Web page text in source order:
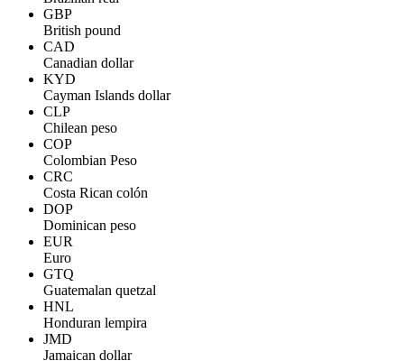
GBP
British pound
CAD
Canadian dollar
KYD
Cayman Islands dollar
CLP
Chilean peso
COP
Colombian Peso
CRC
Costa Rican colón
DOP
Dominican peso
EUR
Euro
GTQ
Guatemalan quetzal
HNL
Honduran lempira
JMD
Jamaican dollar